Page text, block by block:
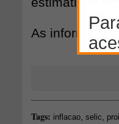
As
Tags: inflacao selic